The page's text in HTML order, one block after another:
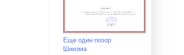
Еще один позор
Шиизма